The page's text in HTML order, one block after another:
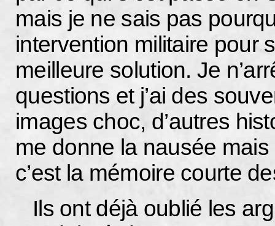
mais je ne sais pas
intervention militaire pour
meilleure solution. Je
questions et j’ai des
images choc, d’autres
me donne la nausée
c’est la mémoire courte
Ils ont déjà oublié les